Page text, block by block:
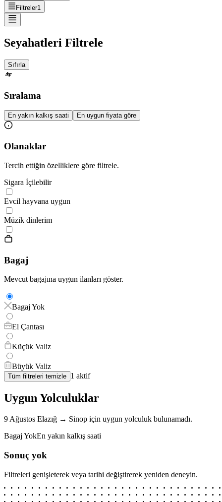
Filtreler1
Seyahatleri Filtrele
Sıfırla
Sıralama
En yakın kalkış saati En uygun fiyata göre
Olanaklar
Tercih ettiğin özelliklere göre filtrele.
Sigara İçilebilir
Evcil hayvana uygun
Müzik dinlerim
Bagaj
Mevcut bagajına uygun ilanları göster.
Bagaj Yok
El Çantası
Küçük Valiz
Büyük Valiz
Tüm filtreleri temizle 1 aktif
Uygun Yolculuklar
9 Ağustos Elazığ → Sinop için uygun yolculuk bulunamadı.
Bagaj YokEn yakın kalkış saati
Sonuç yok
Filtreleri genişleterek veya tarihi değiştirerek yeniden deneyin.